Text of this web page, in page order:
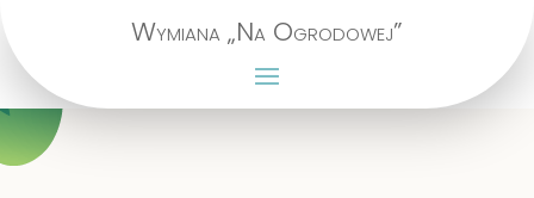
Wymiana „Na Ogrodowej”